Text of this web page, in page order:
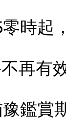
時起
再有
鑑賞